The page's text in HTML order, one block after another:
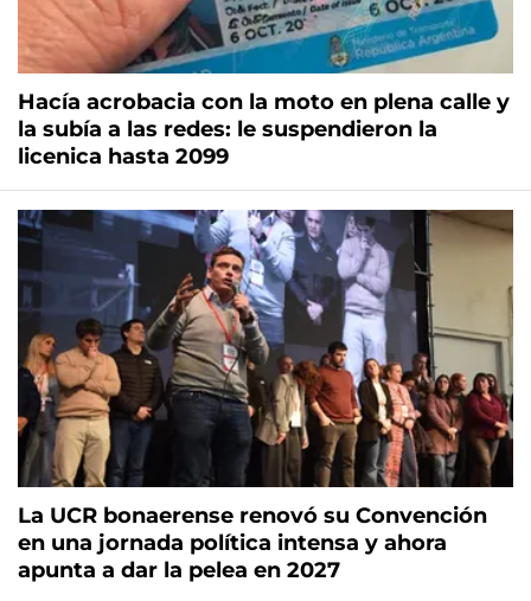
Hacía acrobacia con la moto en plena calle y
la subía a las redes: le suspendieron la
licenica hasta 2099
La UCR bonaerense renovó su Convención
en una jornada política intensa y ahora
apunta a dar la pelea en 2027